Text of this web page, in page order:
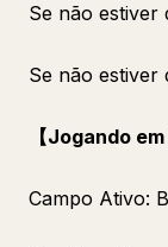
Se não estiver
Se não estiver
【Jogando
Campo Ativo: